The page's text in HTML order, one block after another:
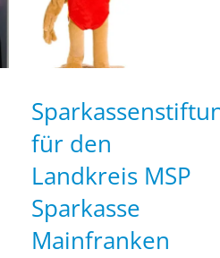
für den
Landkreis MSP
Sparkasse
Mainfranken